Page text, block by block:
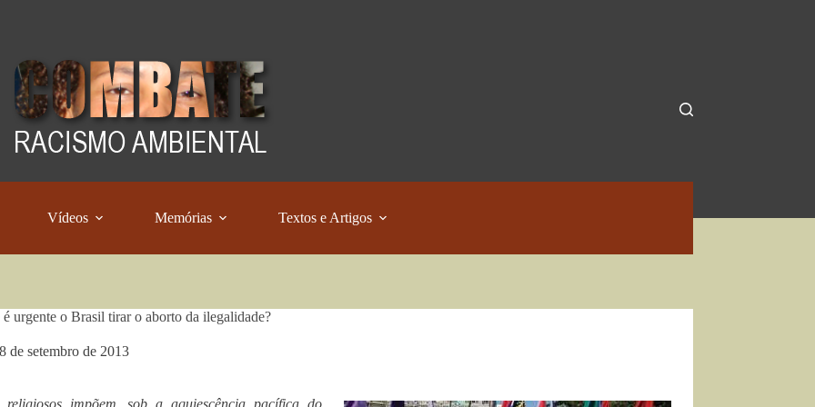
Vídeos Memórias Textos e Artigos
é urgente o Brasil tirar o aborto da ilegalidade?
de setembro de 2013
religiosos impõem, sob a aquiescência pacífica do